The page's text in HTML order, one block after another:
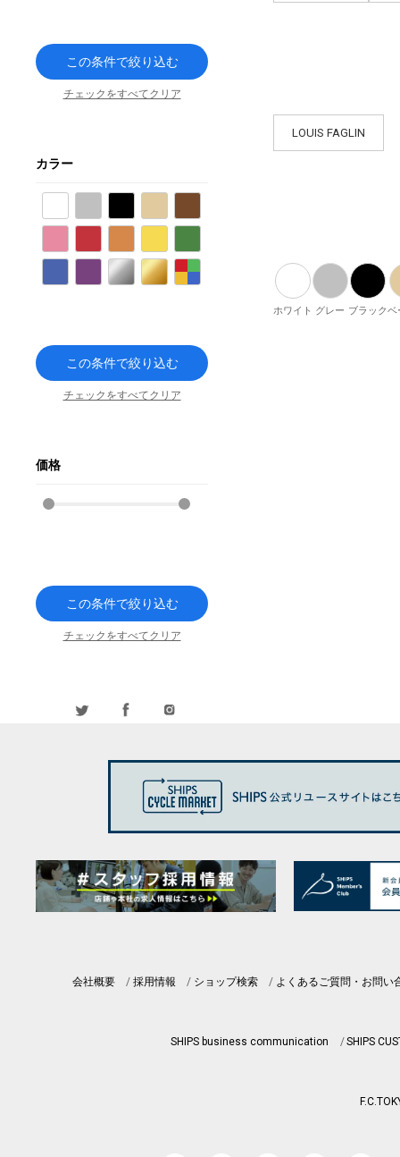
LOUIS FAGLIN
ホワイト グレー ブラックベ
この条件で絞り込む
チェックをすべてクリア
カラー
パープル シルバー ゴールド
この条件で絞り込む
チェックをすべてクリア
価格
この条件で絞り込む
チェックをすべてクリア
会社概要 採用情報 ショップ検索 よくあるご質問・お問い
SHIPS business communication SHIPS